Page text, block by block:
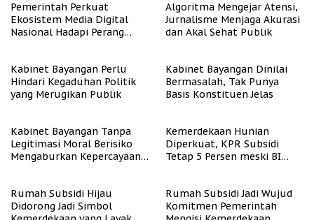
Pemerintah Perkuat
Ekosistem Media Digital
Nasional Hadapi Perang
Algoritma Mengejar Atensi,
Jurnalisme Menjaga Akurasi
dan Akal Sehat Publik
Kabinet Bayangan Perlu
Hindari Kegaduhan Politik
yang Merugikan Publik
Kabinet Bayangan Dinilai
Bermasalah, Tak Punya
Basis Konstituen Jelas
Kabinet Bayangan Tanpa
Legitimasi Moral Berisiko
Mengaburkan Kepercayaan
Kemerdekaan Hunian
Diperkuat, KPR Subsidi
Tetap 5 Persen meski BI
Rumah Subsidi Hijau
Didorong Jadi Simbol
Rumah Subsidi Jadi Wujud
Komitmen Pemerintah